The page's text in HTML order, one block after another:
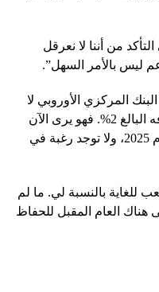
من أننا لا نعرقل
ليس بالأمر السهل”.
المركزي الأوروبي لا
يستطيع تأخير عودة التضخم إلى هدفه البالغ 2%. فهو يرى الآن
أن هذا الهدف سيتحقق في أواخر عام 2025، ولا توجد رغبة في
للغاية بالنسبة لي. ما لم
العام المقبل للحفاظ